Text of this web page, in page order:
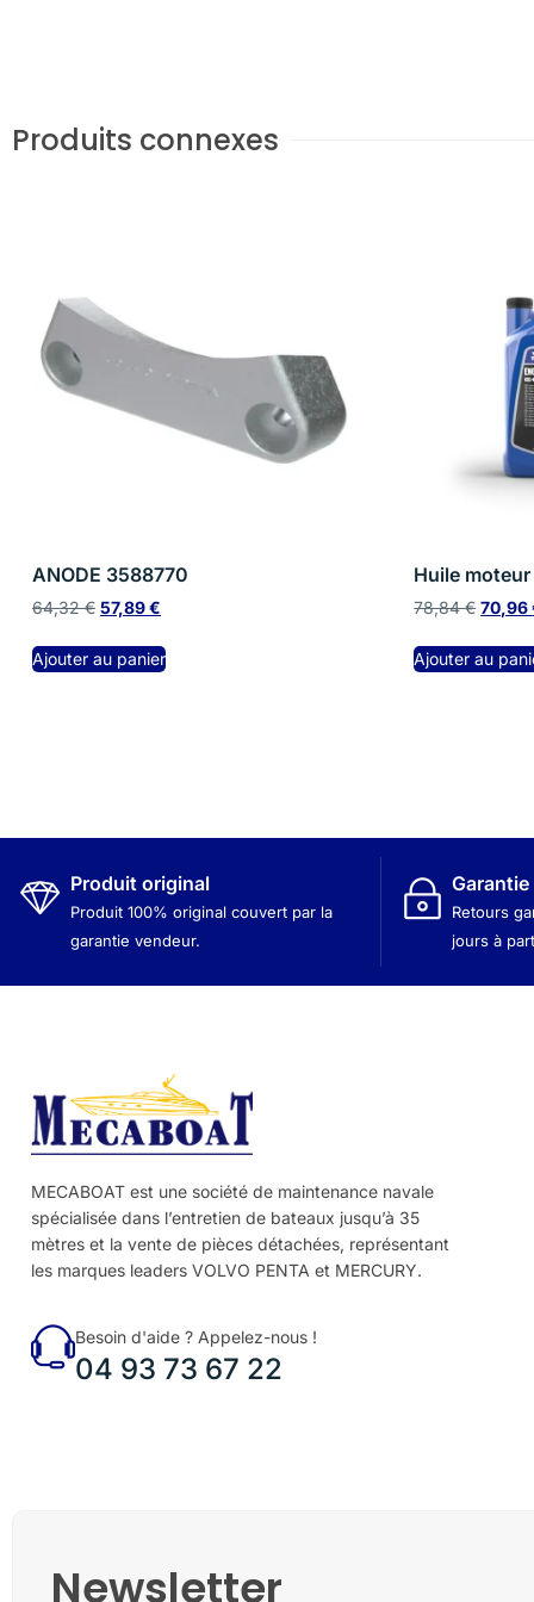
Produits connexes
ANODE 3588770
64,32€ 57,89€
Ajouter au panier
Huile
78,84€ 70,96
Ajouter au
Produit original
Produit 100% original couvert par la
garantie vendeur.
Retours
jours à
MECABOAT est une société de maintenance navale
spécialisée dans l’entretien de bateaux jusqu’à 35
mètres et la vente de pièces détachées, représentant
les marques leaders VOLVO PENTA et MERCURY.
Besoin d'aide ? Appelez-nous !
04 93 73 67 22
Newsletter